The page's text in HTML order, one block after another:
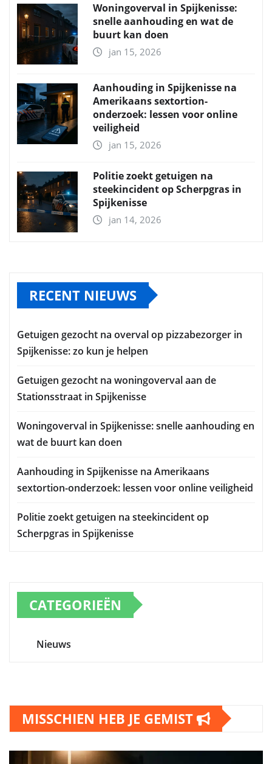
Woningoverval in Spijkenisse:
snelle aanhouding en wat de
buurt kan doen
jan 15, 2026
Aanhouding in Spijkenisse na
Amerikaans sextortion-
onderzoek: lessen voor online
veiligheid
jan 15, 2026
Politie zoekt getuigen na
steekincident op Scherpgras in
Spijkenisse
jan 14, 2026
RECENT NIEUWS
Getuigen gezocht na overval op pizzabezorger in
Spijkenisse: zo kun je helpen
Getuigen gezocht na woningoverval aan de
Stationsstraat in Spijkenisse
Woningoverval in Spijkenisse: snelle aanhouding en
wat de buurt kan doen
Aanhouding in Spijkenisse na Amerikaans
sextortion-onderzoek: lessen voor online veiligheid
Politie zoekt getuigen na steekincident op
Scherpgras in Spijkenisse
CATEGORIEËN
Nieuws
MISSCHIEN HEB JE GEMIST